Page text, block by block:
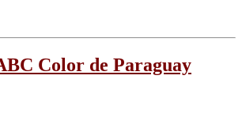
Color de Paraguay